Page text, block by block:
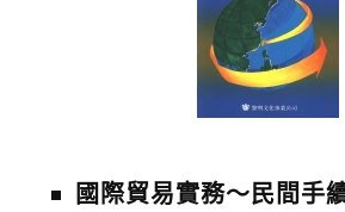
國際貿易實務～民間手